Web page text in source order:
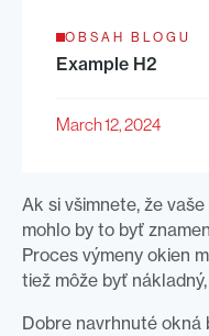
OBSAH BLOGU
Example H2
March 12, 2024
Ak si všimnete, že
mohlo by to byť
Proces výmeny okien
tiež môže byť
Dobre navrhnuté okná